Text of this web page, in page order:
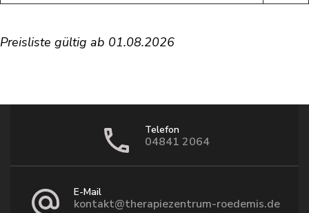
Preisliste gültig ab 01.08.2026
Telefon
04841 2064
E-Mail
kontakt@therapiezentrum-roedemis.de